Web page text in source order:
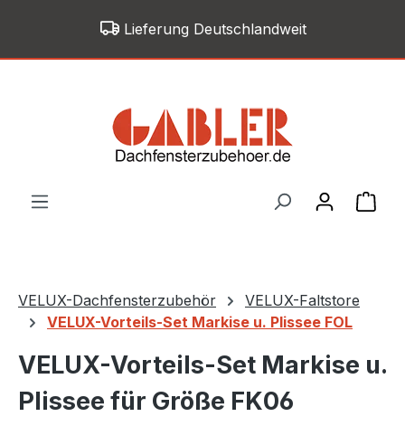
Zum Hauptinhalt springenLieferung Deutschlandweit
VELUX-Dachfensterzubehör
VELUX-Faltstore
VELUX-Vorteils-Set Markise u. Plissee FOL
VELUX-Vorteils-Set Markise u.
Plissee für Größe FK06